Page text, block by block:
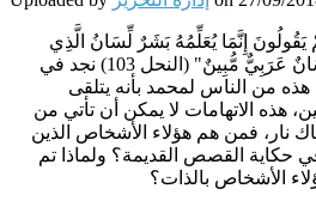
0
seconds
يَقُولُونَ إِنَّمَا يُعَلِّمُهُ بَشَرٌ لِّسَانُ الَّذِي
يُلْحِدُونَ إِلَيْهِ أَعْجَمِيٌّ وَهَذَا لِسَانٌ عَرَبِيٌّ مُّبِينٌ" (النحل 103) نجد في
هذه من الناس لمحمد بأنه يتلقى
هذه الاتهامات لا يمكن أن تأتي من
نار، فمن هم هؤلاء الأشخاص الذين
حكاية القصص القديمة؟ ولماذا تم
الأشخاص بالذات؟